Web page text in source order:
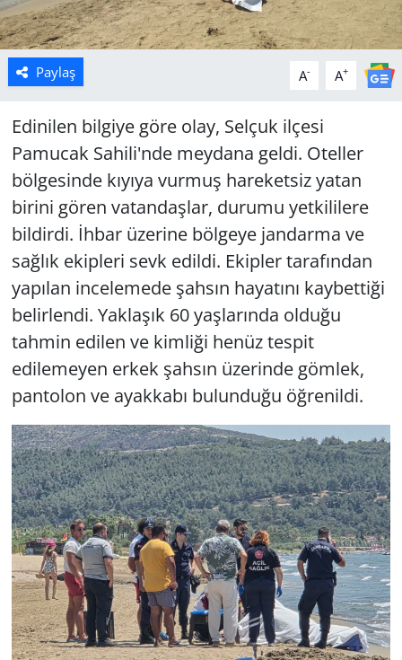
Paylaş A- A+
Edinilen bilgiye göre olay, Selçuk ilçesi
Pamucak Sahili'nde meydana geldi. Oteller
bölgesinde kıyıya vurmuş hareketsiz yatan
birini gören vatandaşlar, durumu yetkililere
bildirdi. İhbar üzerine bölgeye jandarma ve
sağlık ekipleri sevk edildi. Ekipler tarafından
yapılan incelemede şahsın hayatını kaybettiği
belirlendi. Yaklaşık 60 yaşlarında olduğu
tahmin edilen ve kimliği henüz tespit
edilemeyen erkek şahsın üzerinde gömlek,
pantolon ve ayakkabı bulunduğu öğrenildi.